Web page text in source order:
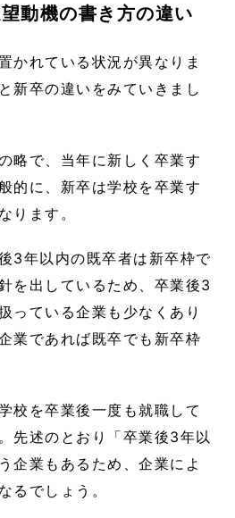
動機の書き方の違い
かれている状況が異なりま
新卒の違いをみていきまし
略で、当年に新しく卒業す
的に、新卒は学校を卒業す
ります。
3年以内の既卒者は新卒枠で
を出しているため、卒業後3
っている企業も少なくあり
業であれば既卒でも新卒枠
校を卒業後一度も就職して
先述のとおり「卒業後3年以
企業もあるため、企業によ
るでしょう。